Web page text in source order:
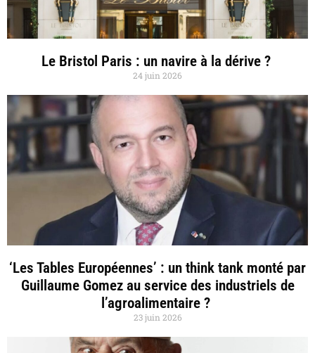
Le Bristol Paris : un navire à la dérive ?
24 juin 2026
‘Les Tables Européennes’ : un think tank monté par
Guillaume Gomez au service des industriels de
l’agroalimentaire ?
23 juin 2026